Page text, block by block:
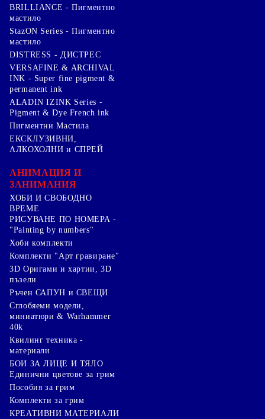
BRILLIANCE - Пигментно
мастило
StazON Series - Пигментно
мастило
DISTRESS - ДИСТРЕС
VERSAFINE & ARCHIVAL
INK - Super fine pigment &
permanent ink
ALADIN IZINK Series -
Pigment & Dye French ink
Пигментни Мастила
ЕКСКЛУЗИВНИ,
АЛКОХОЛНИ и СПРЕЙ
АНИМАЦИЯ И
ЗАНИМАНИЯ
ХОБИ И СВОБОДНО
ВРЕМЕ
РИСУВАНЕ ПО НОМЕРА -
"Painting by numbers"
Хоби комплекти
Комплекти "Арт гравиране"
3D Оригами и хартии, 3D
пъзели
Ръчен САПУН и СВЕЩИ
Сглобяеми модели,
миниатюри & Warhammer
40k
Квилинг техника -
материали
БОИ ЗА ЛИЦЕ И ТЯЛО
Единични цветове за грим
Пособия за грим
Комплекти за грим
КРЕАТИВНИ МАТЕРИАЛИ